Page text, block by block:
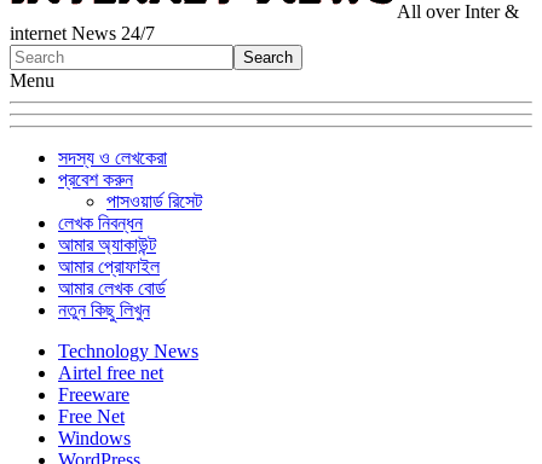
All over Inter &
internet News 24/7
Menu
সদস্য ও লেখকেরা
প্রবেশ করুন
পাসওয়ার্ড রিসেট
লেখক নিবন্ধন
আমার অ্যাকাউন্ট
আমার প্রোফাইল
আমার লেখক বোর্ড
নতুন কিছু লিখুন
Technology News
Airtel free net
Freeware
Free Net
Windows
WordPress